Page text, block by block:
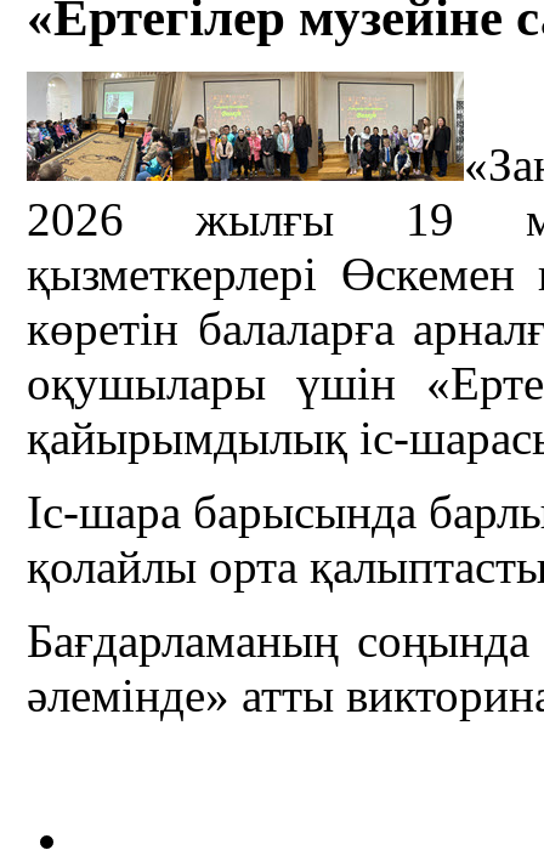
«Ертегілер музейіне
2026 жылғы 19
қызметкерлері
көретін балаларға
оқушылары үшін
қайырымдылық іс-
Іс-шара барысында
қолайлы орта
Бағдарламаның соңында
әлемінде» атты